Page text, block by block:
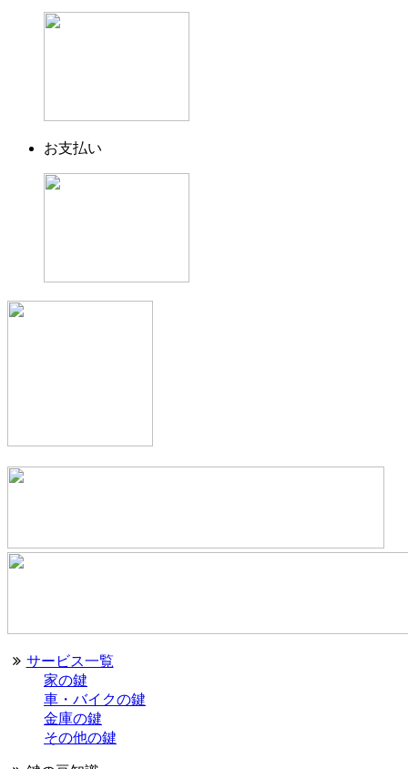
お支払い
サービス一覧
家の鍵
車・バイクの鍵
金庫の鍵
その他の鍵